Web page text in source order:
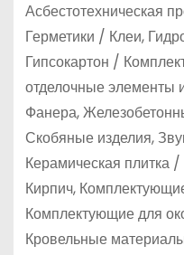
Асбестотехническая
Герметики / Клеи,
Гипсокартон /
отделочные
Фанера,
Скобяные изделия,
Керамическая плитка
Кирпич,
Комплектующие для
Кровельные